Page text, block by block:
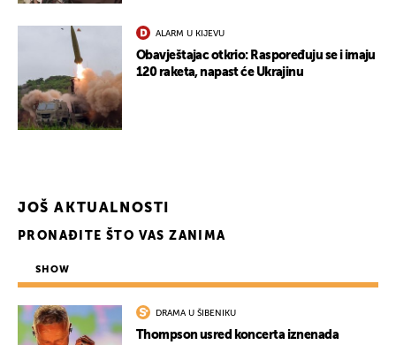
ALARM U KIJEVU
Obavještajac otkrio: Raspoređuju se i imaju
120 raketa, napast će Ukrajinu
JOŠ AKTUALNOSTI
PRONAĐITE ŠTO VAS ZANIMA
SHOW
DRAMA U ŠIBENIKU
Thompson usred koncerta iznenada
UKLJUČITE NOTIFIKACIJE